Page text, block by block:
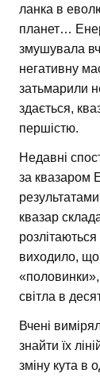
ланка в
планет…
змушувала
негативну
затьмарили
здається,
першістю.
Недавні
за квазаром
квазар
виходило, що
світла в
Вчені
знайти їх
зміну кута в